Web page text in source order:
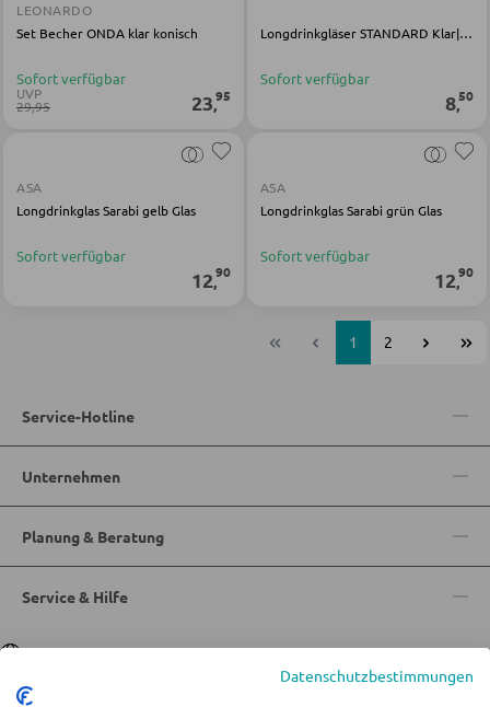
Bürostühle
LEONARDO
Set Becher ONDA klar konisch
Sofort verfügbar
UVP
29,95 23,95
Longdrinkgläser STANDARD Klar|Schwarz|Weiß Kalk-Soda-Glas
Sofort verfügbar
8,50
ASA
Longdrinkglas Sarabi gelb Glas
Sofort verfügbar
12,90
ASA
Longdrinkglas Sarabi grün Glas
Sofort verfügbar
12,90
1 2
Service-Hotline
Unternehmen
Planung & Beratung
Service & Hilfe
SpracheDeutsch|Italiano
Datenschutzbestimmungen